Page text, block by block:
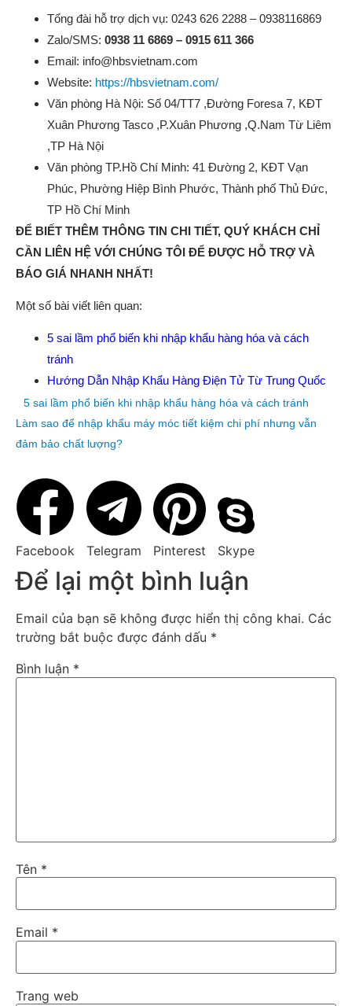
Tổng đài hỗ trợ dịch vụ: 0243 626 2288 – 0938116869
Zalo/SMS: 0938 11 6869 – 0915 611 366
Email: info@hbsvietnam.com
Website: https://hbsvietnam.com/
Văn phòng Hà Nội: Số 04/TT7 ,Đường Foresa 7, KĐT
Xuân Phương Tasco ,P.Xuân Phương ,Q.Nam Từ Liêm
,TP Hà Nội
Văn phòng TP.Hồ Chí Minh: 41 Đường 2, KĐT Vạn
Phúc, Phường Hiệp Bình Phước, Thành phố Thủ Đức,
TP Hồ Chí Minh
ĐỂ BIẾT THÊM THÔNG TIN CHI TIẾT, QUÝ KHÁCH CHỈ
CẦN LIÊN HỆ VỚI CHÚNG TÔI ĐỂ ĐƯỢC HỖ TRỢ VÀ
BÁO GIÁ NHANH NHẤT!
Một số bài viết liên quan:
5 sai lầm phổ biến khi nhập khẩu hàng hóa và cách
tránh
Hướng Dẫn Nhập Khẩu Hàng Điện Tử Từ Trung Quốc
5 sai lầm phổ biến khi nhập khẩu hàng hóa và cách tránh
Làm sao để nhập khẩu máy móc tiết kiệm chi phí nhưng vẫn
đảm bảo chất lượng?
Facebook Telegram Pinterest Skype
Để lại một bình luận
Email của bạn sẽ không được hiển thị công khai. Các
trường bắt buộc được đánh dấu *
Bình luận *
Tên *
Email *
Trang web